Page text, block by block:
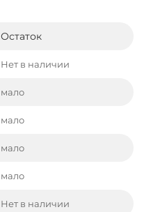
Остаток
Нет в наличии
мало
мало
мало
мало
Нет в наличии